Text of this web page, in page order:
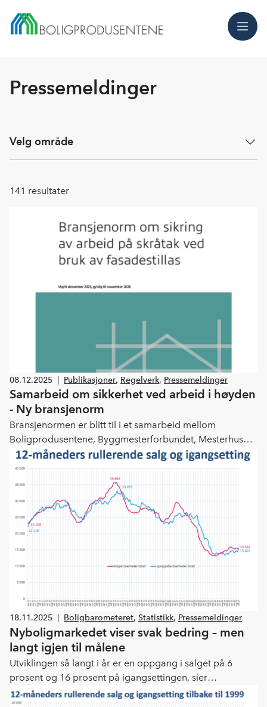
Meny
Pressemeldinger
Velg område
141 resultater
08.12.2025 Publikasjoner, Regelverk, Pressemeldinger
Samarbeid om sikkerhet ved arbeid i høyden
- Ny bransjenorm
Bransjenormen er blitt til i et samarbeid mellom
Boligprodusentene, Byggmesterforbundet, Mesterhus
Norge og stillasprodusenter. Arbeidstilsynet har bidratt
med nyttige opplysninger og innspill i prosessen.
Arbeidet har vært støttet av IA Bransjeprogram for bygg
18.11.2025 Boligbarometeret, Statistikk, Pressemeldinger
Nyboligmarkedet viser svak bedring – men
langt igjen til målene
Utviklingen så langt i år er en oppgang i salget på 6
prosent og 16 prosent på igangsettingen, sier
administrerende direktør Lars Jacob Hiim. Salget av nye